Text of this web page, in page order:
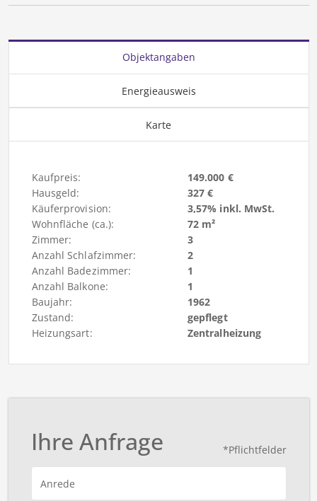
Objektangaben
Energieausweis
Karte
Kaufpreis:
149.000 €
Hausgeld:
327 €
Käuferprovision:
3,57% inkl. MwSt.
Wohnfläche (ca.):
72 m²
Zimmer:
3
Anzahl Schlafzimmer:
2
Anzahl Badezimmer:
1
Anzahl Balkone:
1
Baujahr:
1962
Zustand:
gepflegt
Heizungsart:
Zentralheizung
*Pflichtfelder
Ihre Anfrage
Anrede